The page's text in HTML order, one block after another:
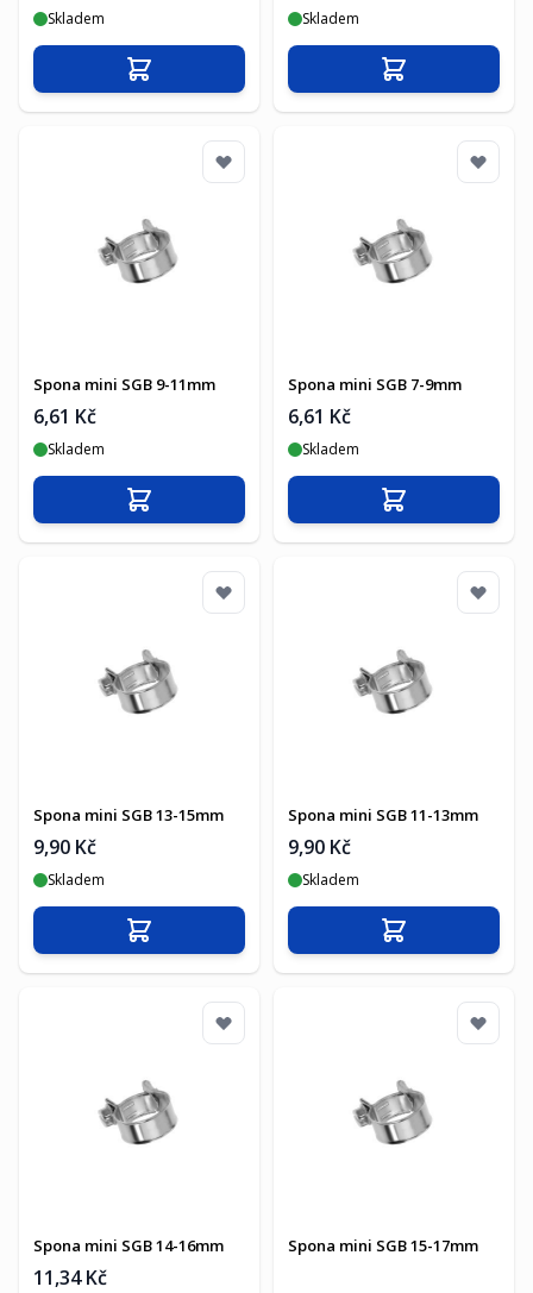
Skladem
Přidat do košíku
Skladem
Přidat do košíku
Spona mini SGB 9-11mm
6,61 Kč
Skladem
Přidat do košíku
Spona mini SGB 7-9mm
6,61 Kč
Skladem
Přidat do košíku
Spona mini SGB 13-15mm
9,90 Kč
Skladem
Přidat do košíku
Spona mini SGB 11-13mm
9,90 Kč
Skladem
Přidat do košíku
Spona mini SGB 14-16mm
11,34 Kč
Spona mini SGB 15-17mm